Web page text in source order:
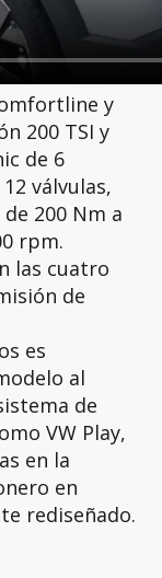
y
200 TSI y
de 6
válvulas,
200 Nm a
rpm.
las cuatro
de
es
al
de
VW Play,
en la
en
rediseñado.